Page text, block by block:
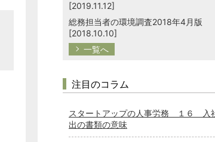
[2019.11.12]
総務担当者の環境調査2018年4月版
[2018.10.10]
一覧へ
注目のコラム
スタートアップの人事労務 １６ 入
出の書類の意味